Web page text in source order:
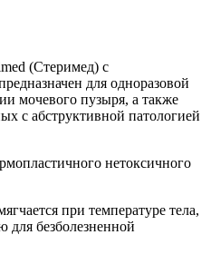
(Стеримед) с
для одноразовой
мочевого пузыря, а также
с абструктивной патологией
нетоксичного
при температуре тела,
безболезненной